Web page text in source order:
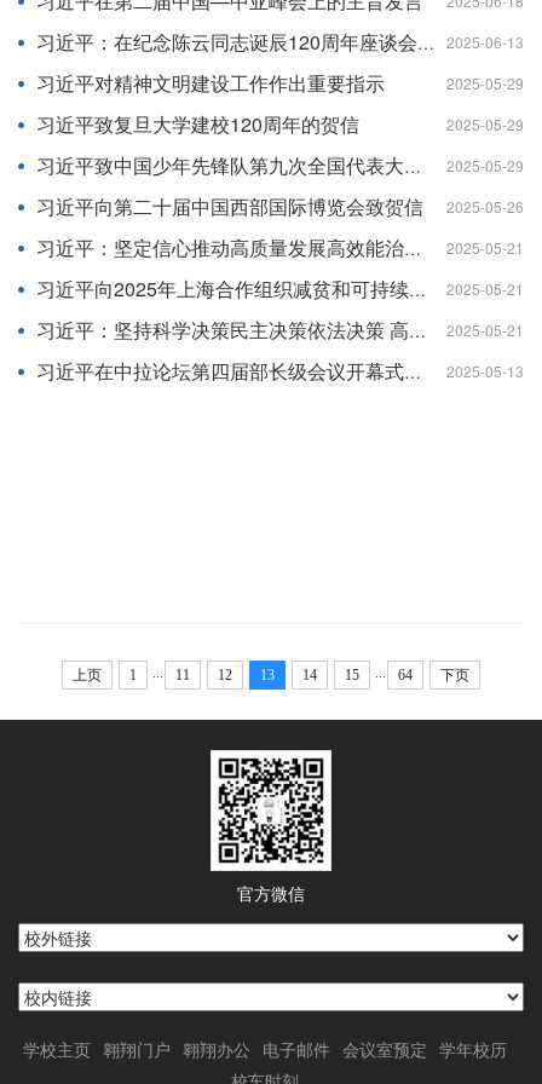
习近平：在纪念陈云同志诞辰120周年座谈会上的讲话 2025-06-13
习近平对精神文明建设工作作出重要指示 2025-05-29
习近平致复旦大学建校120周年的贺信 2025-05-29
习近平致中国少年先锋队第九次全国代表大会的贺信 2025-05-29
习近平向第二十届中国西部国际博览会致贺信 2025-05-26
习近平：坚定信心推动高质量发展高效能治理 奋力谱写中原大地推进中国式现代化新篇章 2025-05-21
习近平向2025年上海合作组织减贫和可持续发展论坛致贺信 2025-05-21
习近平：坚持科学决策民主决策依法决策 高质量完成“十五五”规划编制工作 2025-05-21
习近平在中拉论坛第四届部长级会议开幕式的主旨讲话（全文） 2025-05-13
上页 1 ... 11 12 13 14 15 ... 64 下页
官方微信
学校主页 翱翔门户 翱翔办公 电子邮件 会议室预定 学年校历